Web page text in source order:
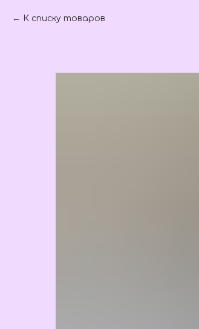
К списку товаров